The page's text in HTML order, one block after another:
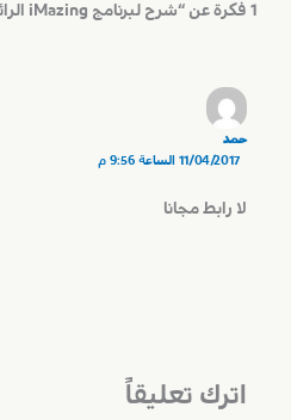
1 فكرة عن “شرح لبرنامج iMazing الرائع”
حمد
11/04/2017 الساعة 9:56 م
لا رابط مجانا
اترك تعليقاً